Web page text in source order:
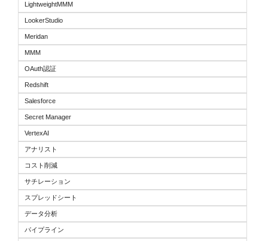
LightweightMMM
LookerStudio
Meridan
MMM
OAuth認証
Redshift
Salesforce
Secret Manager
VertexAI
アナリスト
コスト削減
サチレーション
スプレッドシート
データ分析
パイプライン